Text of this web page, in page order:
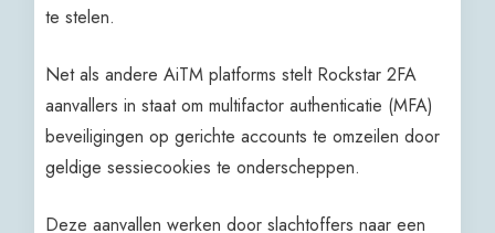
te stelen.
Net als andere AiTM platforms stelt Rockstar 2FA
aanvallers in staat om multifactor authenticatie (MFA)
beveiligingen op gerichte accounts te omzeilen door
geldige sessiecookies te onderscheppen.
Deze aanvallen werken door slachtoffers naar een